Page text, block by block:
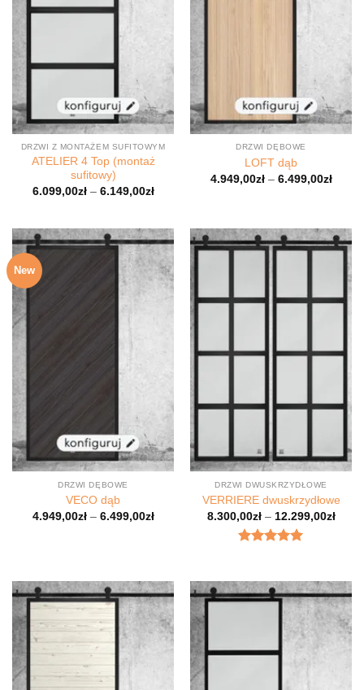
DRZWI Z MONTAŻEM SUFITOWYM
ATELIER 4 Top (montaż
sufitowy)
6.099,00zł– 6.149,00zł
DRZWI DĘBOWE
LOFT dąb
4.949,00zł– 6.499,00zł
New
DRZWI DĘBOWE
VECO dąb
4.949,00zł– 6.499,00zł
DRZWI DWUSKRZYDŁOWE
VERRIERE dwuskrzydłowe
8.300,00zł– 12.299,00zł